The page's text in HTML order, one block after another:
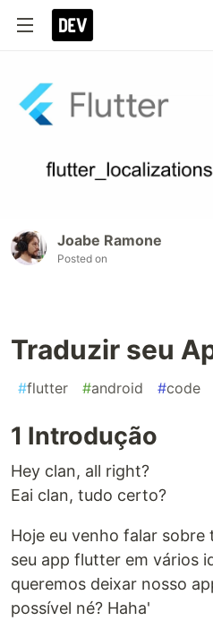
Joabe Ramone
Posted on
Traduzir seu
#flutter #android #code
1 Introdução
Hey clan, all right?
Eai clan, tudo certo?
Hoje eu venho falar
seu app flutter em vários
queremos deixar nosso
possível né? Haha'